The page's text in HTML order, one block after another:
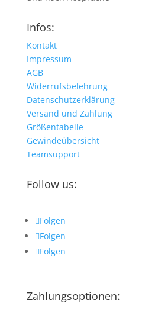
Infos:
Kontakt
Impressum
AGB
Widerrufsbelehrung
Datenschutzerklärung
Versand und Zahlung
Größentabelle
Gewindeübersicht
Teamsupport
Follow us:
Folgen
Folgen
Folgen
Zahlungsoptionen: